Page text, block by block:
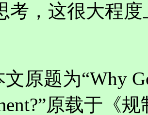
考，这很大程
题为“Why
原载于《